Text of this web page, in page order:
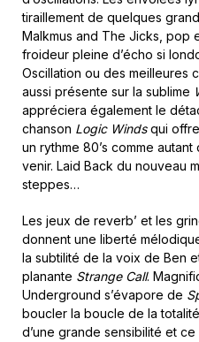
tiraillement de quelques
Malkmus and The Jicks, pop
froideur pleine d’écho si
Oscillation ou des meilleures
aussi présente sur la sublime
appréciera également le
chanson Logic Windsqui
un rythme 80’s comme
venir. Laid Back du nouveau
steppes…
Les jeux de reverb’ et les
donnent une liberté
la subtilité de la voix de Ben
planante Strange Call.
Underground s’évapore de
boucler la boucle de la
d’une grande sensibilité et